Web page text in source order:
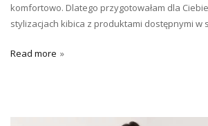
komfortowo. Dlatego przygotowałam dla
stylizacjach kibica z produktami dostępnymi w
Read more